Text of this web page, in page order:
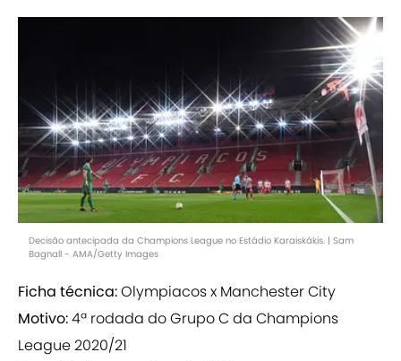
Decisão antecipada da Champions League no Estádio Karaiskákis. | Sam
Bagnall - AMA/Getty Images
Ficha técnica:Olympiacos x Manchester City
Motivo:4ª rodada do Grupo C da Champions
League 2020/21